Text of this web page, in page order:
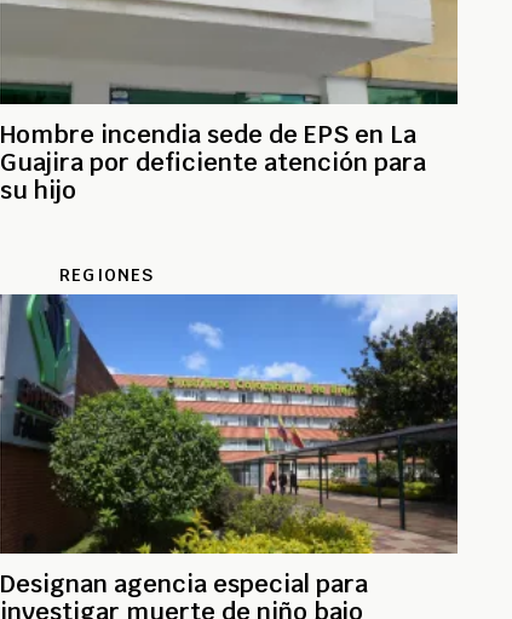
Hombre incendia sede de EPS en La
Guajira por deficiente atención para
su hijo
REGIONES
Designan agencia especial para
investigar muerte de niño bajo